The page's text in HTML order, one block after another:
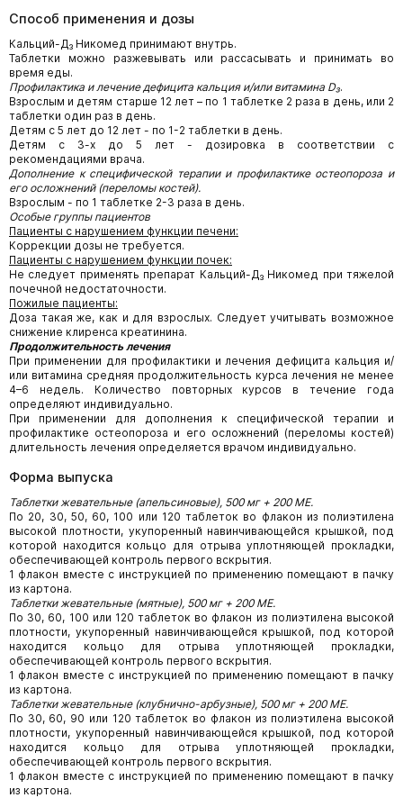
Способ применения и дозы
Кальций-Д₃ Никомед принимают внутрь.
Таблетки можно разжевывать или рассасывать и принимать во
время еды.
Профилактика и лечение дефицита кальция и/или витамина D₃.
Взрослым и детям старше 12 лет – по 1 таблетке 2 раза в день, или 2
таблетки один раз в день.
Детям с 5 лет до 12 лет - по 1-2 таблетки в день.
Детям с 3-х до 5 лет - дозировка в соответствии с
рекомендациями врача.
Дополнение к специфической терапии и профилактике остеопороза и
его осложнений (переломы костей).
Взрослым - по 1 таблетке 2-3 раза в день.
Особые группы пациентов
Пациенты с нарушением функции печени:
Коррекции дозы не требуется.
Пациенты с нарушением функции почек:
Не следует применять препарат Кальций-Д₃ Никомед при тяжелой
почечной недостаточности.
Пожилые пациенты:
Доза такая же, как и для взрослых. Следует учитывать возможное
снижение клиренса креатинина.
Продолжительность лечения
При применении для профилактики и лечения дефицита кальция и/
или витамина средняя продолжительность курса лечения не менее
4–6 недель. Количество повторных курсов в течение года
определяют индивидуально.
При применении для дополнения к специфической терапии и
профилактике остеопороза и его осложнений (переломы костей)
длительность лечения определяется врачом индивидуально.
Форма выпуска
Таблетки жевательные (апельсиновые), 500 мг + 200 МЕ.
По 20, 30, 50, 60, 100 или 120 таблеток во флакон из полиэтилена
высокой плотности, укупоренный навинчивающейся крышкой, под
которой находится кольцо для отрыва уплотняющей прокладки,
обеспечивающей контроль первого вскрытия.
1 флакон вместе с инструкцией по применению помещают в пачку
из картона.
Таблетки жевательные (мятные), 500 мг + 200 МЕ.
По 30, 60, 100 или 120 таблеток во флакон из полиэтилена высокой
плотности, укупоренный навинчивающейся крышкой, под которой
находится кольцо для отрыва уплотняющей прокладки,
обеспечивающей контроль первого вскрытия.
1 флакон вместе с инструкцией по применению помещают в пачку
из картона.
Таблетки жевательные (клубнично-арбузные), 500 мг + 200 МЕ.
По 30, 60, 90 или 120 таблеток во флакон из полиэтилена высокой
плотности, укупоренный навинчивающейся крышкой, под которой
находится кольцо для отрыва уплотняющей прокладки,
обеспечивающей контроль первого вскрытия.
1 флакон вместе с инструкцией по применению помещают в пачку
из картона.